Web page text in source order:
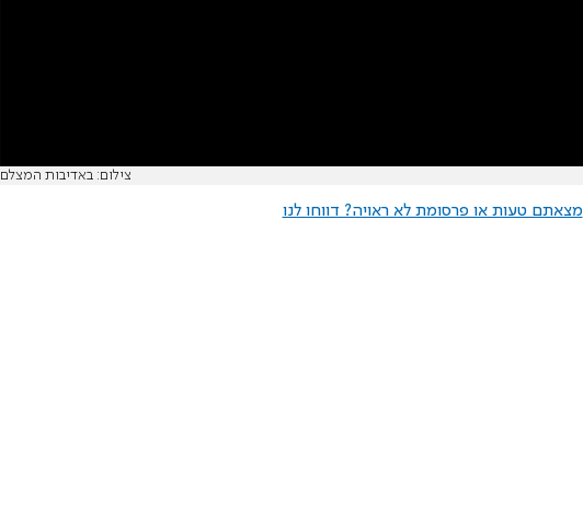
צילום: באדיבות המצלם
מצאתם טעות או פרסומת לא ראויה? דווחו לנו